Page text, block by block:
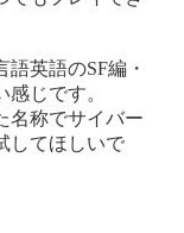
英語のSF編・
じです。
名称でサイバー
してほしいで